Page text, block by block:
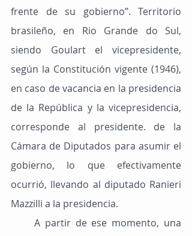
frente de su gobierno”. Territorio
brasileño, en Rio Grande do Sul,
siendo Goulart el vicepresidente,
según la Constitución vigente (1946),
en caso de vacancia en la presidencia
de la República y la vicepresidencia,
corresponde al presidente. de la
Cámara de Diputados para asumir el
gobierno, lo que efectivamente
ocurrió, llevando al diputado Ranieri
Mazzilli a la presidencia.